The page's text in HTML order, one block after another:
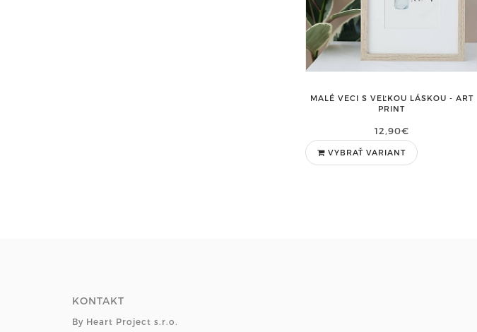
MALÉ VECI S VEĽKOU LÁSKOU - ART
PRINT
12,90€
VYBRAŤ VARIANT
KONTAKT
By Heart Project s.r.o.